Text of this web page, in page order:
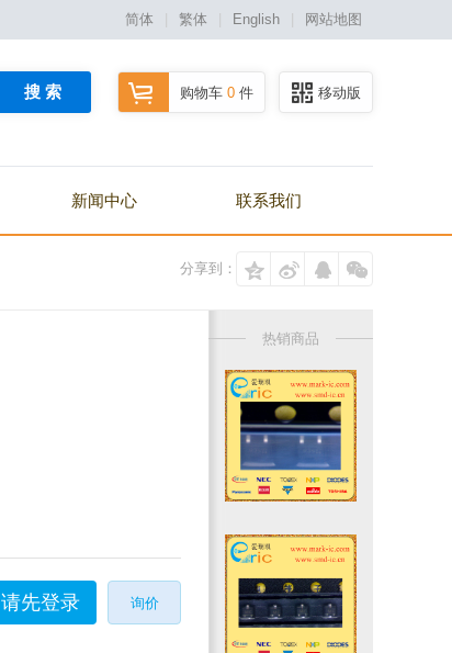
简体 繁体 English 网站地图
移动版
购物车 0 件
搜 索
新闻中心 联系我们
分享到：
询价
请先登录
热销商品